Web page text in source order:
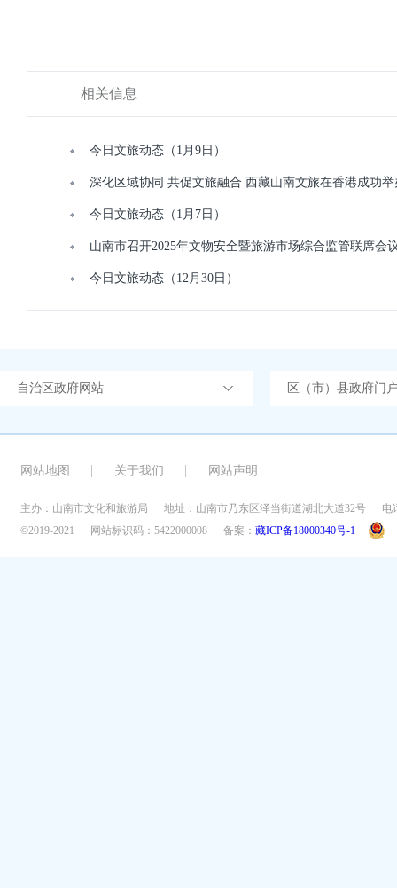
相关信息
今日文旅动态（1月9日）
深化区域协同 共促文旅融合 西藏山南文旅在香港成功
今日文旅动态（1月7日）
山南市召开2025年文物安全暨旅游市场综合监管联席会
今日文旅动态（12月30日）
自治区政府网站 区（市）县政府门
网站地图 关于我们 网站声明
主办：山南市文化和旅游局 地址：山南市乃东区泽当街道湖北大道32号
电
©2019-2021
网站标识码：5422000008 备案： 藏ICP备18000340号-1